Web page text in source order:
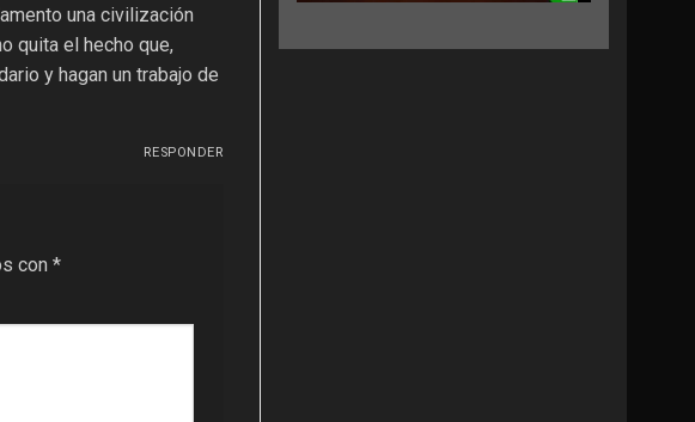
una civilización
quita el hecho que,
y hagan un trabajo de
RESPONDER
con *